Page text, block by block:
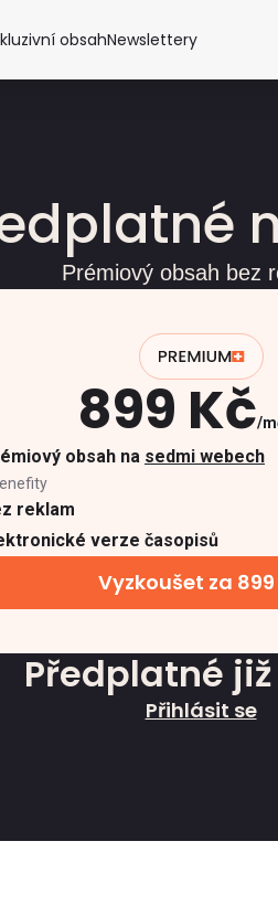
obsahNewslettery
Prémiový obsah bez
899 Kč
obsah na sedmi webech
reklam
verze časopisů
Vyzkoušet za 899
Předplatné
Přihlásit se